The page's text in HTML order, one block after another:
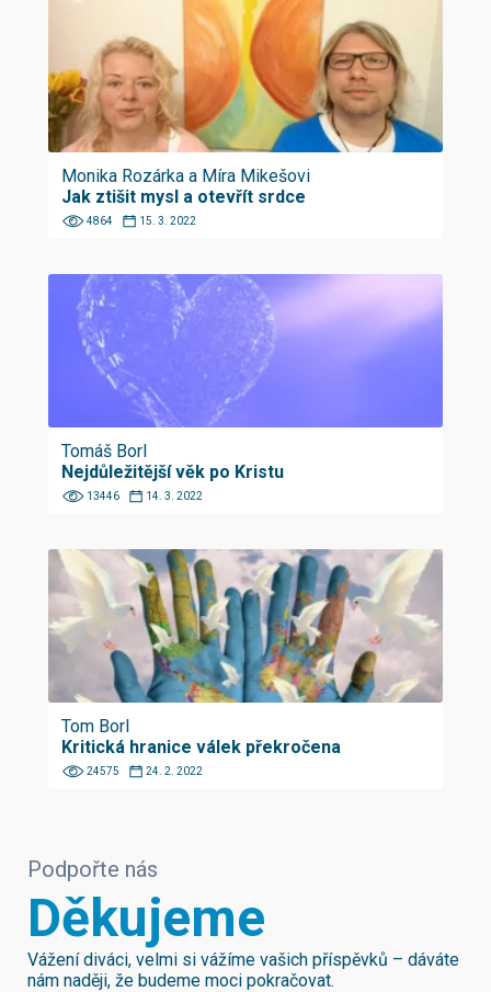
Monika Rozárka a Míra Mikešovi
Jak ztišit mysl a otevřít srdce
4864 15. 3. 2022
Tomáš Borl
Nejdůležitější věk po Kristu
13446 14. 3. 2022
Tom Borl
Kritická hranice válek překročena
24575 24. 2. 2022
Podpořte nás
Děkujeme
Vážení diváci, velmi si vážíme vašich příspěvků – dáváte
nám naději, že budeme moci pokračovat.